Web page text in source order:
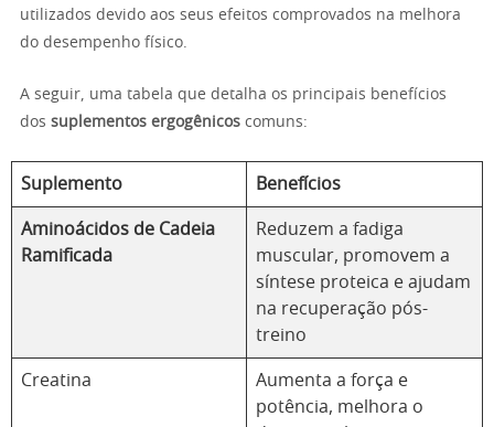
utilizados devido aos seus efeitos comprovados na melhora
do desempenho físico.
A seguir, uma tabela que detalha os principais benefícios
dos suplementos ergogênicos comuns:
Suplemento Benefícios
Aminoácidos de Cadeia
Ramificada
Reduzem a fadiga
muscular, promovem a
síntese proteica e ajudam
na recuperação pós-
treino
Creatina
Aumenta a força e
potência, melhora o